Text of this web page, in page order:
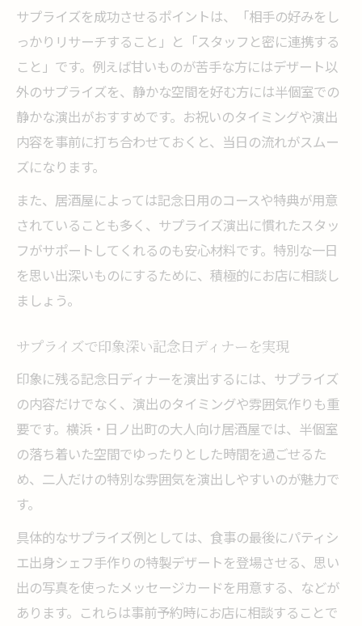
サプライズを成功させるポイントは、「相手の好みをし
っかりリサーチすること」と「スタッフと密に連携する
こと」です。例えば甘いものが苦手な方にはデザート以
外のサプライズを、静かな空間を好む方には半個室での
静かな演出がおすすめです。お祝いのタイミングや演出
内容を事前に打ち合わせておくと、当日の流れがスムー
ズになります。
また、居酒屋によっては記念日用のコースや特典が用意
されていることも多く、サプライズ演出に慣れたスタッ
フがサポートしてくれるのも安心材料です。特別な一日
を思い出深いものにするために、積極的にお店に相談し
ましょう。
サプライズで印象深い記念日ディナーを実現
印象に残る記念日ディナーを演出するには、サプライズ
の内容だけでなく、演出のタイミングや雰囲気作りも重
要です。横浜・日ノ出町の大人向け居酒屋では、半個室
の落ち着いた空間でゆったりとした時間を過ごせるた
め、二人だけの特別な雰囲気を演出しやすいのが魅力で
す。
具体的なサプライズ例としては、食事の最後にパティシ
エ出身シェフ手作りの特製デザートを登場させる、思い
出の写真を使ったメッセージカードを用意する、などが
あります。これらは事前予約時にお店に相談することで